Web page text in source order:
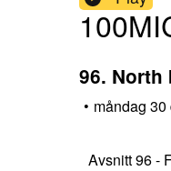
96. North
• måndag
Avsnitt 96 -